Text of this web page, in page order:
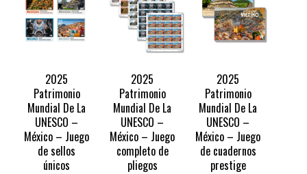
2025
Patrimonio
Mundial De La
UNESCO –
México – Juego
de sellos
únicos
2025
Patrimonio
Mundial De La
UNESCO –
México – Juego
completo de
pliegos
2025
Patrimonio
Mundial De La
UNESCO –
México – Juego
de cuadernos
prestige